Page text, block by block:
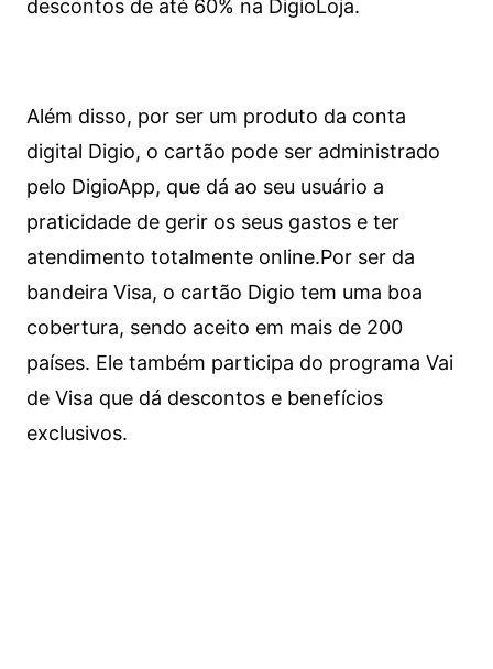
descontos de até 60% na DigioLoja.
Além disso, por ser um produto da conta
digital Digio, o cartão pode ser administrado
pelo DigioApp, que dá ao seu usuário a
praticidade de gerir os seus gastos e ter
atendimento totalmente online.Por ser da
bandeira Visa, o cartão Digio tem uma boa
cobertura, sendo aceito em mais de 200
países. Ele também participa do programa Vai
de Visa que dá descontos e benefícios
exclusivos.